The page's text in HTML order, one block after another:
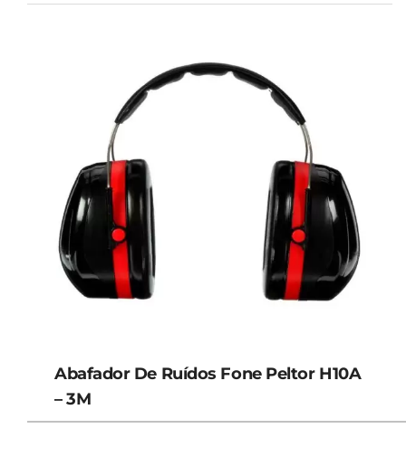
Abafador De Ruídos Fone Peltor H10A
– 3M